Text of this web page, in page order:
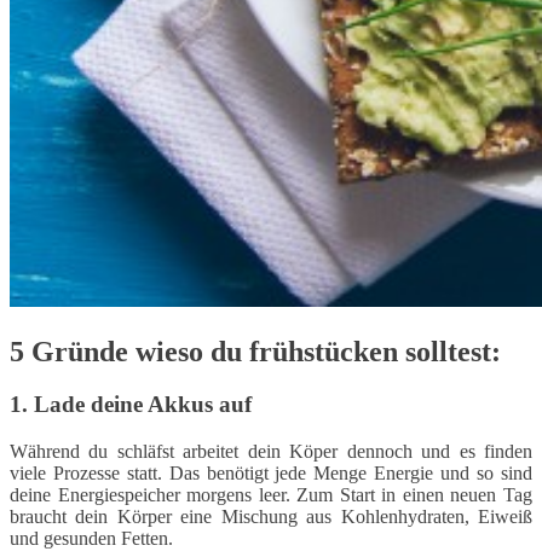
5 Gründe wieso du frühstücken solltest:
1. Lade deine Akkus auf
Während du schläfst arbeitet dein Köper dennoch und es finden
viele Prozesse statt. Das benötigt jede Menge Energie und so sind
deine Energiespeicher morgens leer. Zum Start in einen neuen Tag
braucht dein Körper eine Mischung aus Kohlenhydraten, Eiweiß
und gesunden Fetten.